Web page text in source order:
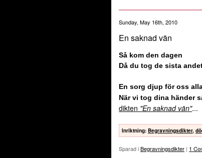
Sunday, May 16th, 2010
En saknad vän
Så kom den dagen
Då du tog de sista
En sorg djup för oss
När vi tog dina händer
dikten "En saknad vän"...
Inriktning: Begravningsdikter,
Sparad iBegravningsdikter | 1